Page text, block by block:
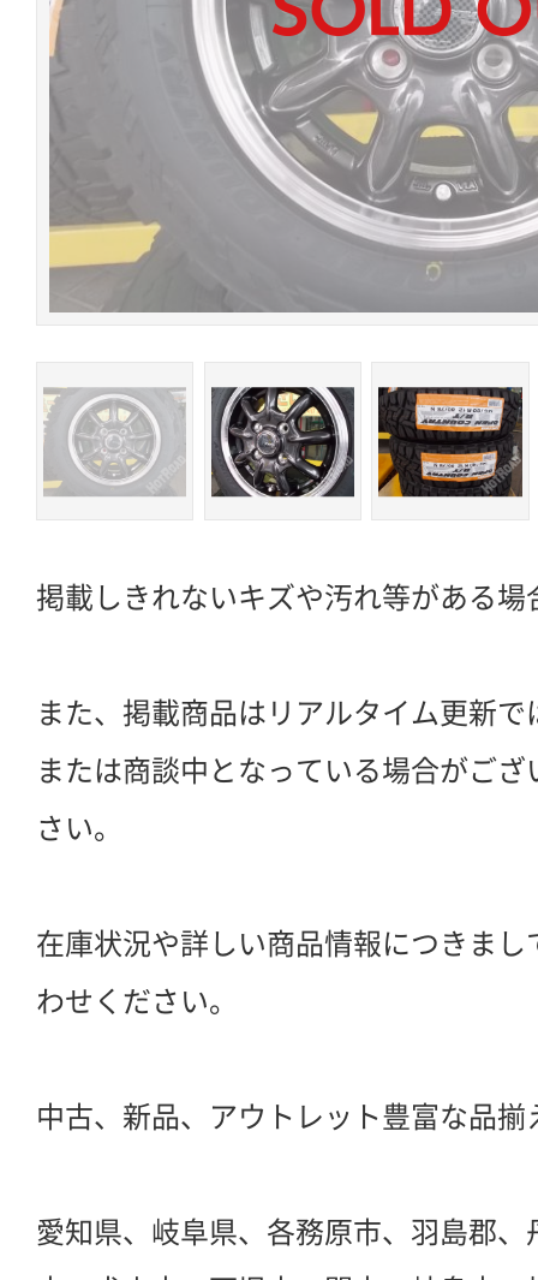
掲載しきれないキズや汚れ等がある場
また、掲載商品はリアルタイム更新
または商談中となっている場合がご
さい。
在庫状況や詳しい商品情報につきま
わせください。
中古、新品、アウトレット豊富な品揃
愛知県、岐阜県、各務原市、羽島郡